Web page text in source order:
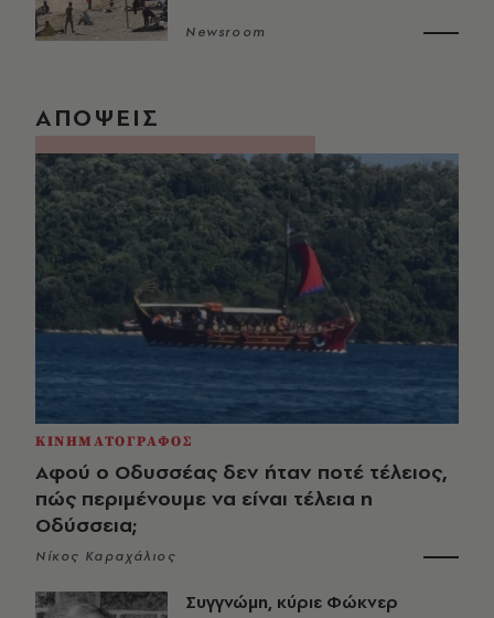
Newsroom
ΑΠΟΨΕΙΣ
ΚΙΝΗΜΑΤΟΓΡΑΦΟΣ
Αφού ο Οδυσσέας δεν ήταν ποτέ τέλειος,
πώς περιμένουμε να είναι τέλεια η
Οδύσσεια;
Νίκος Καραχάλιος
Συγγνώμη, κύριε Φώκνερ